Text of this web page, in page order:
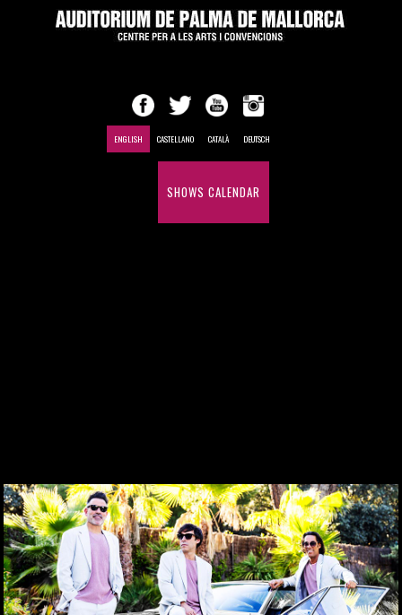
ENGLISH CASTELLANO CATALÀ DEUTSCH
SHOWS CALENDAR